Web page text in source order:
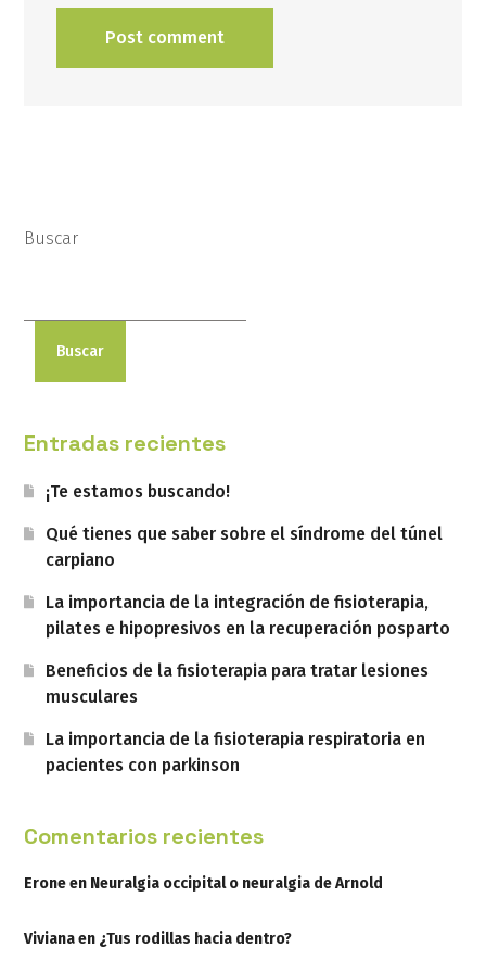
Buscar
Buscar
Entradas recientes
¡Te estamos buscando!
Qué tienes que saber sobre el síndrome del túnel
carpiano
La importancia de la integración de fisioterapia,
pilates e hipopresivos en la recuperación posparto
Beneficios de la fisioterapia para tratar lesiones
musculares
La importancia de la fisioterapia respiratoria en
pacientes con parkinson
Comentarios recientes
Eroneen Neuralgia occipital o neuralgia de Arnold
Vivianaen ¿Tus rodillas hacia dentro?